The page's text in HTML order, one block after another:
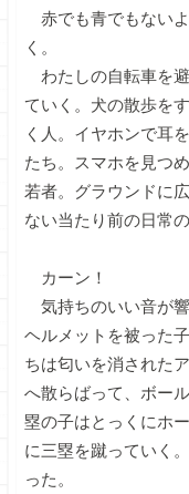
赤でも青でもない
く。
わたしの自転車を
ていく。犬の散歩を
く人。イヤホンで耳
たち。スマホを見つ
若者。グラウンドに
ない当たり前の日常
カーン！
気持ちのいい音が
ヘルメットを被った
ちは匂いを消された
へ散らばって、ボー
塁の子はとっくにホ
に三塁を蹴っていく
った。